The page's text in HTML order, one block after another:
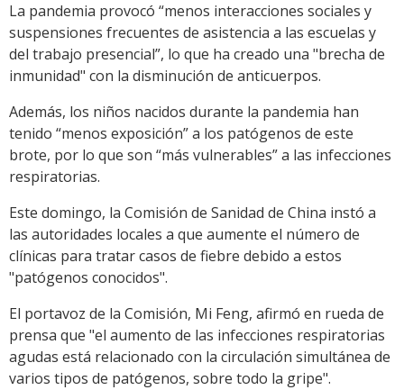
La pandemia provocó “menos interacciones sociales y
suspensiones frecuentes de asistencia a las escuelas y
del trabajo presencial”, lo que ha creado una "brecha de
inmunidad" con la disminución de anticuerpos.
Además, los niños nacidos durante la pandemia han
tenido “menos exposición” a los patógenos de este
brote, por lo que son “más vulnerables” a las infecciones
respiratorias.
Este domingo, la Comisión de Sanidad de China instó a
las autoridades locales a que aumente el número de
clínicas para tratar casos de fiebre debido a estos
"patógenos conocidos".
El portavoz de la Comisión, Mi Feng, afirmó en rueda de
prensa que "el aumento de las infecciones respiratorias
agudas está relacionado con la circulación simultánea de
varios tipos de patógenos, sobre todo la gripe".